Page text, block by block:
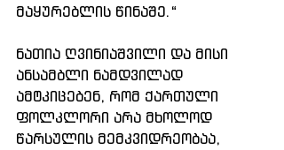
მაყურებლის წინაშე.“
ნათია ღვინიაშვილი და მისი
ანსამბლი ნამდვილად
ამტკიცებენ, რომ ქართული
ფოლკლორი არა მხოლოდ
წარსულის მემკვიდრეობაა,